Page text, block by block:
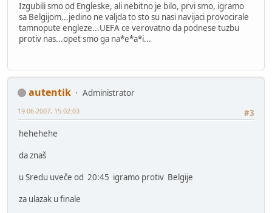
Izgubili smo od Engleske, ali nebitno je bilo, prvi smo, igramo
sa Belgijom...jedino ne valjda to sto su nasi navijaci provocirale
tamnopute engleze...UEFA ce verovatno da podnese tuzbu
protiv nas...opet smo ga na*e*a*i...
autentik
Administrator
#3
19-06-2007, 15:02:03
hehehehe
da znaš
u Sredu uveče od 20:45 igramo protiv Belgije
za ulazak u finale